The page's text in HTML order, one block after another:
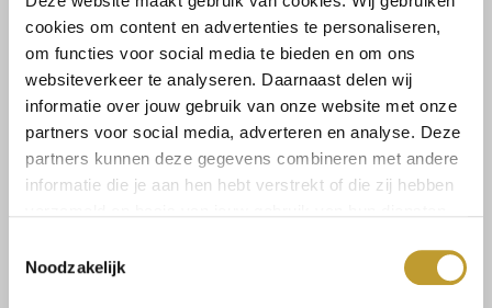
cookies om content en advertenties te personaliseren,
om functies voor social media te bieden en om ons
websiteverkeer te analyseren. Daarnaast delen wij
informatie over jouw gebruik van onze website met onze
partners voor social media, adverteren en analyse. Deze
partners kunnen deze gegevens combineren met andere
informatie die je aan hen hebt verstrekt of die zij hebben
Noodzakelijk
36 37 38 40 41
Zum Warenkorb hinzufügen
Versandkosten und